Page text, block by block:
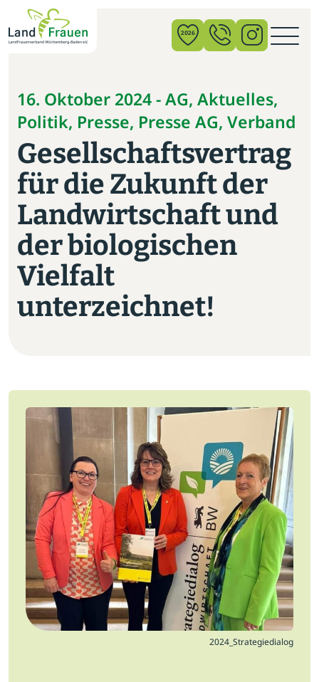
2026
16. Oktober 2024 - AG, Aktuelles,
Politik, Presse, Presse AG, Verband
Gesellschaftsvertrag
für die Zukunft der
Landwirtschaft und
der biologischen
Vielfalt
unterzeichnet!
×
News
Verband
Politik
Bildung
Gemeinschaft
Vor Ort
Startseite
Presse
Intern
Login
Mitglied werden
2024_Strategiedialog